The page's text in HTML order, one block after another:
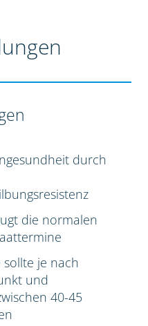
durch
die normalen
sollte je nach
und
40-45